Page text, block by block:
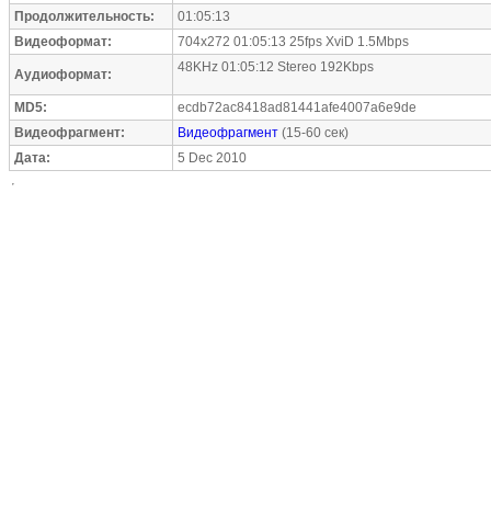
Продолжительность:
01:05:13
Видеоформат:
704x272 01:05:13 25fps XviD 1.5Mbps
Аудиоформат: 48KHz 01:05:12 Stereo 192Kbps
MD5:
ecdb72ac8418ad81441afe4007a6e9de
Видеофрагмент:
Видеофрагмент (15-60 сек)
Дата:
5 Dec 2010